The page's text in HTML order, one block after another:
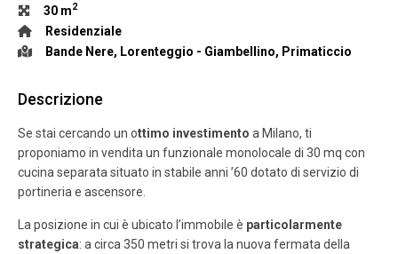
30 m2
Residenziale
Bande Nere, Lorenteggio - Giambellino, Primaticcio
Descrizione
Se stai cercando un ottimo investimento a Milano, ti
proponiamo in vendita un funzionale monolocale di 30 mq con
cucina separata situato in stabile anni ’60 dotato di servizio di
portineria e ascensore.
La posizione in cui è ubicato l’immobile è particolarmente
strategica: a circa 350 metri si trova la nuova fermata della